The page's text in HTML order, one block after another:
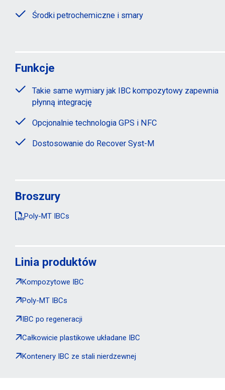
Środki petrochemiczne i smary
Funkcje
Takie same wymiary jak IBC kompozytowy zapewnia
płynną integrację
Opcjonalnie technologia GPS i NFC
Dostosowanie do Recover Syst-M
Broszury
Poly-MT IBCs
Linia produktów
Kompozytowe IBC
Poly-MT IBCs
IBC po regeneracji
Całkowicie plastikowe układane IBC
Kontenery IBC ze stali nierdzewnej